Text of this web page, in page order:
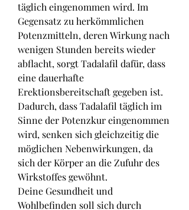
täglich eingenommen wird. Im
Gegensatz zu herkömmlichen
Potenzmitteln, deren Wirkung nach
wenigen Stunden bereits wieder
abflacht, sorgt Tadalafil dafür, dass
eine dauerhafte
Erektionsbereitschaft gegeben ist.
Dadurch, dass Tadalafil täglich im
Sinne der Potenzkur eingenommen
wird, senken sich gleichzeitig die
möglichen Nebenwirkungen, da
sich der Körper an die Zufuhr des
Wirkstoffes gewöhnt.
Deine Gesundheit und
Wohlbefinden soll sich durch